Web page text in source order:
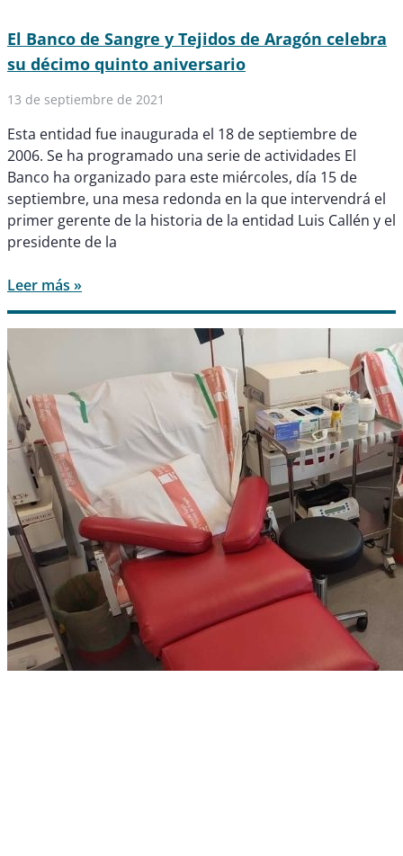
El Banco de Sangre y Tejidos de Aragón celebra
su décimo quinto aniversario
13 de septiembre de 2021
Esta entidad fue inaugurada el 18 de septiembre de
2006. Se ha programado una serie de actividades El
Banco ha organizado para este miércoles, día 15 de
septiembre, una mesa redonda en la que intervendrá el
primer gerente de la historia de la entidad Luis Callén y el
presidente de la
Leer más »